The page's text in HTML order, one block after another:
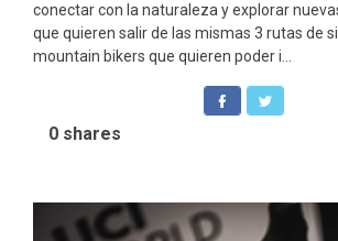
conectar con la naturaleza y explorar
que quieren salir de las mismas 3 rutas de
mountain bikers que quieren poder i...
0 shares